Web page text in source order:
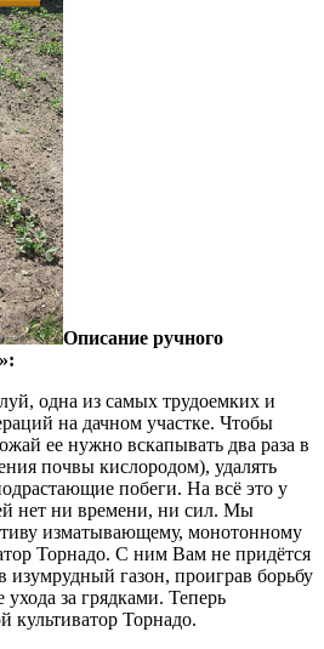
Описание ручного
одна из самых трудоемких и
на дачном участке. Чтобы
ее нужно вскапывать два раза в
почвы кислородом), удалять
побеги. На всё это у
нет ни времени, ни сил. Мы
изматывающему, монотонному
Торнадо. С ним Вам не придётся
изумрудный газон, проиграв борьбу
за грядками. Теперь
культиватор Торнадо.